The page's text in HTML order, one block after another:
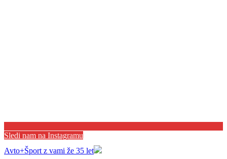
Sledi nam na Instagramu
Avto+Šport z vami že 35 let